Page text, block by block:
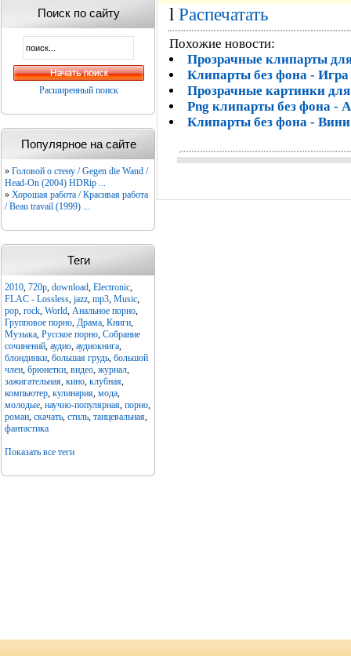
Поиск по сайту
Расширенный поиск
Популярное на сайте
» Головой о стену / Gegen die Wand /
Head-On (2004) HDRip ...
» Хорошая работа / Красивая работа
/ Beau travail (1999) ...
Теги
2010, 720p, download, Electronic,
FLAC - Lossless, jazz, mp3, Music,
pop, rock, World, Анальное порно,
Групповое порно, Драма, Книги,
Музыка, Русское порно, Собрание
сочинений, аудио, аудиокнига,
блондинки, большая грудь, большой
член, брюнетки, видео, журнал,
зажигательная, кино, клубная,
компьютер, кулинария, мода,
молодые, научно-популярная, порно,
роман, скачать, стиль, танцевальная,
фантастика
Показать все теги
l Распечатать
Похожие новости:
Прозрачные клипарты
Клипарты без фона -
Прозрачные картинки
Png клипарты без фона -
Клипарты без фона - Вини